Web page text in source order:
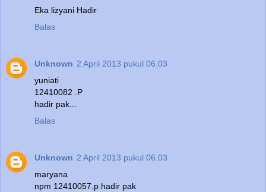
Eka lizyani Hadir
Balas
Unknown 2 April 2013 pukul 06.03
yuniati
12410082 .P
hadir pak...
Balas
Unknown 2 April 2013 pukul 06.03
maryana
npm 12410057.p hadir pak